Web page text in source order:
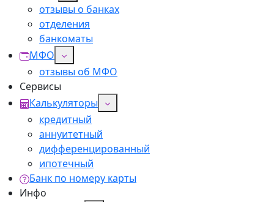
отзывы о банках
отделения
банкоматы
МФО
отзывы об МФО
Сервисы
Калькуляторы
кредитный
аннуитетный
дифференцированный
ипотечный
Банк по номеру карты
Инфо